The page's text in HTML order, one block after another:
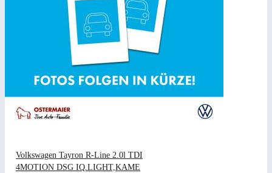
Volkswagen Tayron R-Line 2.0l TDI
4MOTION DSG IQ.LIGHT,KAME